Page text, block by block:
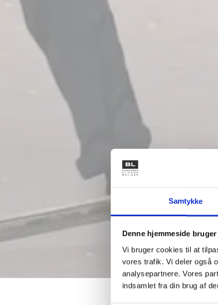
Samtykke
Denne hjemmeside
Vi bruger cookies til at
vores trafik. Vi deler også
analysepartnere. Vores
indsamlet fra din brug af